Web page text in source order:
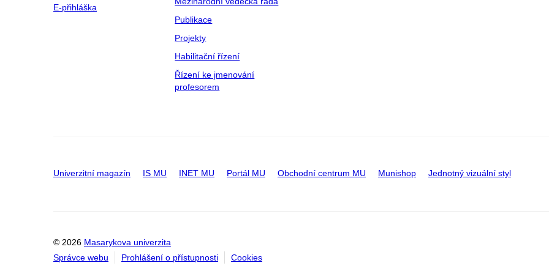
E-přihláška
Publikace
Projekty
Habilitační řízení
Řízení ke jmenování
profesorem
Univerzitní magazín IS MU INET MU Portál MU Obchodní centrum MU Munishop Jednotný vizuální styl
© 2026 Masarykova univerzita
Správce webu
Prohlášení o přístupnosti Cookies